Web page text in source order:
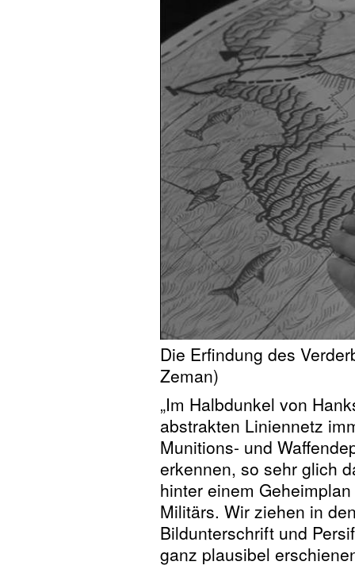
Die Erfindung des
Zeman)
„Im Halbdunkel von
abstrakten Liniennetz
Munitions- und
erkennen, so sehr glich
hinter einem
Militärs. Wir ziehen in
Bildunterschrift und
ganz plausibel